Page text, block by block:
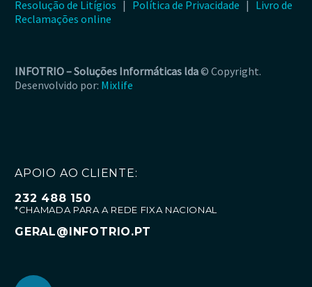
Resolução de Litígios | Política de Privacidade | Livro de
Reclamações online
INFOTRIO –Soluções Informáticas lda© Copyright.
Desenvolvido por: Mixlife
APOIO AO CLIENTE:
232 488 150
*CHAMADA PARA A REDE FIXA NACIONAL
GERAL@INFOTRIO.PT